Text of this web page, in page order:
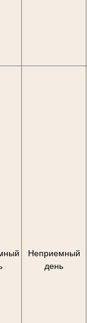
Неприемный
день